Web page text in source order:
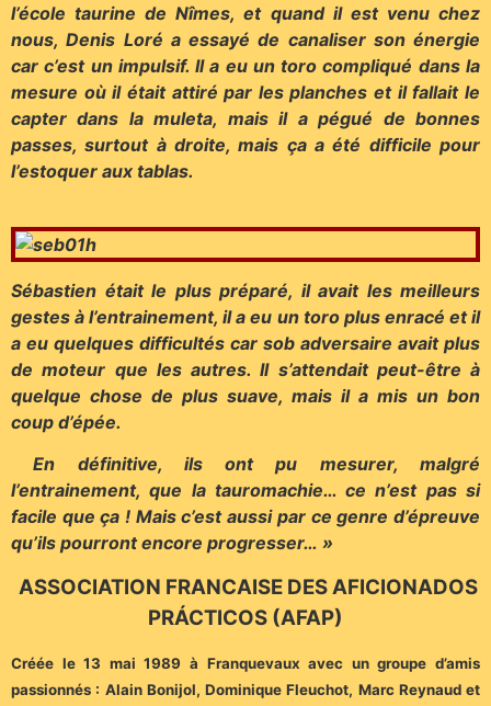
l’école taurine de Nîmes, et quand il est venu chez
nous, Denis Loré a essayé de canaliser son énergie
car c’est un impulsif. Il a eu un toro compliqué dans la
mesure où il était attiré par les planches et il fallait le
capter dans la muleta, mais il a pégué de bonnes
passes, surtout à droite, mais ça a été difficile pour
l’estoquer aux tablas.
Sébastien était le plus préparé, il avait les meilleurs
gestes à l’entrainement, il a eu un toro plus enracé et il
a eu quelques difficultés car sob adversaire avait plus
de moteur que les autres. Il s’attendait peut-être à
quelque chose de plus suave, mais il a mis un bon
coup d’épée.
En définitive, ils ont pu mesurer, malgré
l’entrainement, que la tauromachie… ce n’est pas si
facile que ça ! Mais c’est aussi par ce genre d’épreuve
qu’ils pourront encore progresser… »
ASSOCIATION FRANCAISE DES AFICIONADOS
PRÁCTICOS (AFAP)
Créée le 13 mai 1989 à Franquevaux avec un groupe d’amis
passionnés : Alain Bonijol, Dominique Fleuchot, Marc Reynaud et